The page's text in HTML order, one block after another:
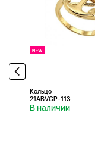
Кольцо
21ABVGP-113
В наличии